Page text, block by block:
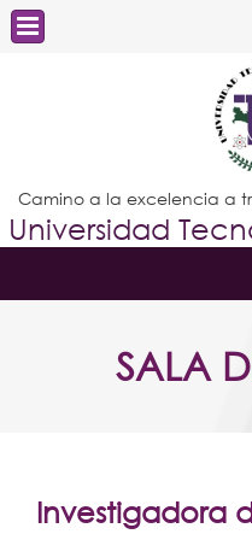
Camino a la excelencia a
Universidad
SALA
Investigadora